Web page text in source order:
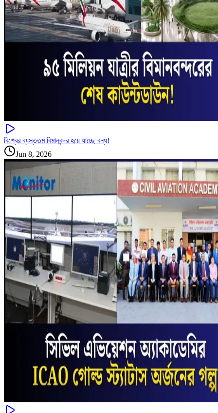
বিশ্বের ব্যস্ততম বিমানবন্দর হয়ে যাচ্ছে বন্ধ!
Jun 8, 2026